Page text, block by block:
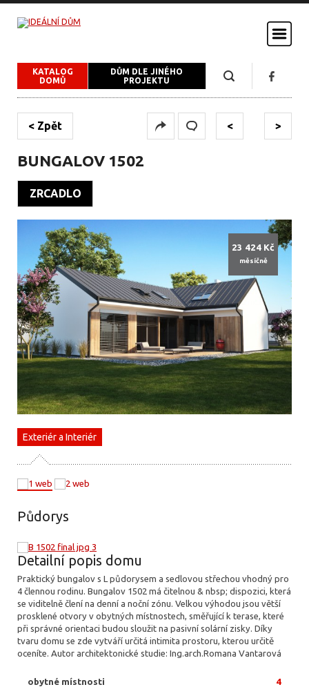
KATALOG
DOMŮ
DŮM DLE JINÉHO
PROJEKTU
>
<
< Zpět
BUNGALOV 1502
ZRCADLO
23 424 Kč
měsíčně
Exteriér a Interiér
Půdorys
Detailní popis domu
Praktický bungalov s L půdorysem a sedlovou střechou vhodný pro
4 člennou rodinu. Bungalov 1502 má čitelnou & nbsp; dispozici, která
se viditelně člení na denní a noční zónu. Velkou výhodou jsou větší
prosklené otvory v obytných místnostech, směřující k terase, které
při správné orientaci budou sloužit na pasivní solární zisky. Díky
tvaru domu se zde vytváří určitá intimita prostoru, kterou určitě
oceníte. Autor architektonické studie: Ing.arch.Romana Vantarová
obytné místnosti 4